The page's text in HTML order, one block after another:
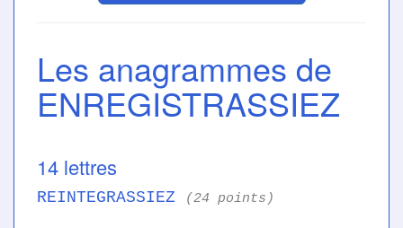
Les anagrammes de
ENREGISTRASSIEZ
14 lettres
REINTEGRASSIEZ (24 points)